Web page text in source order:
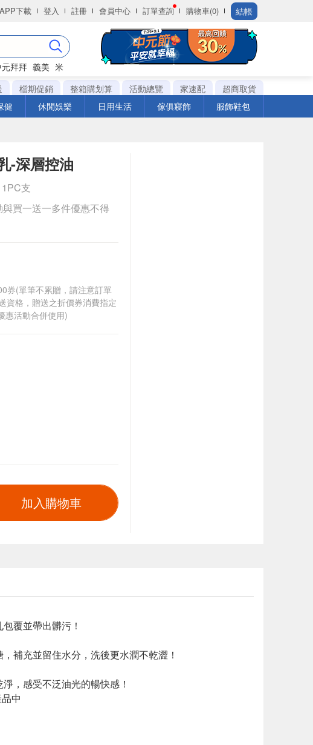
下載 登入 註冊 會員中心 訂單查詢 購物車(0) 結帳
拜拜 義美 米
檔期促銷 整箱購划算 活動總覽 家速配
超商取貨
健 休閒娛樂 日用生活 傢俱寢飾 服飾鞋包
-深層控油
支
買一送一多件優惠不得
券(單筆不累贈，請注意訂單
資格，贈送之折價券消費指定
惠活動合併使用)
加入購物車
覆並帶出髒污！
補充並留住水分，洗後更水潤不乾澀！
，感受不泛油光的暢快感！
中